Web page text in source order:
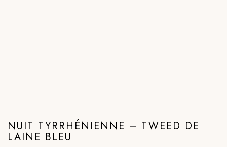
NUIT TYRRHÉNIENNE – TWEED DE
LAINE BLEU